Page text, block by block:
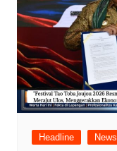
Headline News